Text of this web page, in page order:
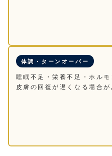
体調・ターンオーバー
睡眠不足・栄養不足・ホル
皮膚の回復が遅くなる場合が